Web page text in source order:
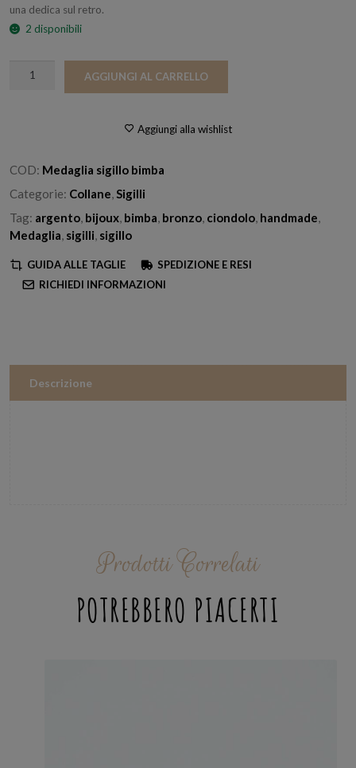
una dedica sul retro.
2 disponibili
AGGIUNGI AL CARRELLO
Aggiungi alla wishlist
COD: Medaglia sigillo bimba
Categorie: Collane,Sigilli
Tag: argento, bijoux, bimba, bronzo, ciondolo, handmade,
Medaglia, sigilli, sigillo
GUIDA ALLE TAGLIE
SPEDIZIONE E RESI
RICHIEDI INFORMAZIONI
Descrizione
Prodotti Correlati
POTREBBERO PIACERTI